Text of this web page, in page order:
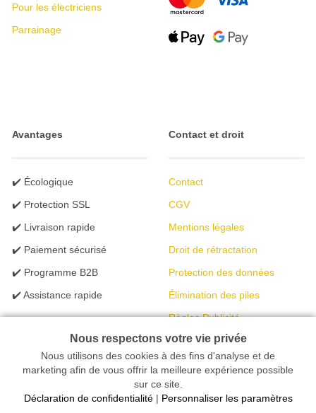
Pour les électriciens
Parrainage
Avantages
✔️ Écologique
✔️ Protection SSL
✔️ Livraison rapide
✔️ Paiement sécurisé
✔️ Programme B2B
✔️ Assistance rapide
Contact et droit
Contact
CGV
Mentions légales
Droit de rétractation
Protection des données
Élimination des piles
Règles Publicité
Votre magasin en ligne spécialisé dans l'éclairage | créé avec
peleides.io
Nous respectons votre vie privée
Nous utilisons des cookies à des fins d'analyse et de
marketing afin de vous offrir la meilleure expérience possible
sur ce site.
Déclaration de confidentialité| Personnaliser les paramètres